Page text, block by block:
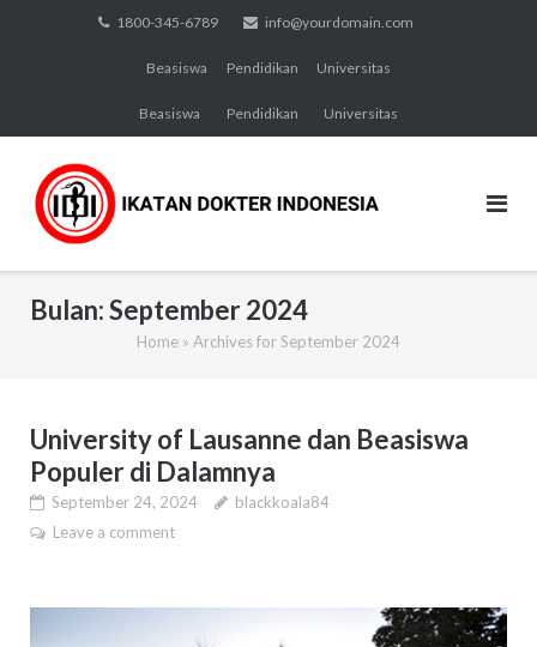
1800-345-6789 info@yourdomain.com
Beasiswa Pendidikan Universitas
Beasiswa Pendidikan Universitas
Bulan:September 2024
Home » Archives for September 2024
University of Lausanne dan Beasiswa
Populer di Dalamnya
September 24, 2024
blackkoala84
Leave a comment